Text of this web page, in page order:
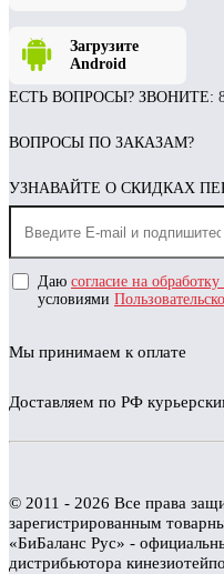
Загрузите
Android
ЕСТЬ ВОПРОСЫ? ЗВОНИТЕ:
ВОПРОСЫ ПО ЗАКАЗАМ?
УЗНАВАЙТЕ О СКИДКАХ
Даю согласие на
условиями
Мы принимаем к оплате
Доставляем по РФ
© 2011 - 2026 Все права
зарегистрированным
«БиБаланс Рус» -
дистрибьютора